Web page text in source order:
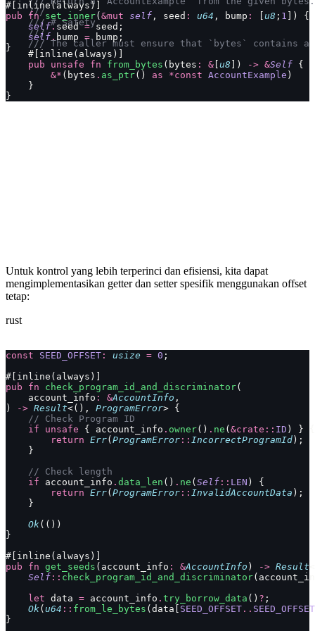
    ///
    /// # Safety
    ///
/// The caller must ensure that `bytes` contains
    #[inline(always)]
    pub
unsafe fn from_bytes (bytes : & u8 ]) -> &Self {
        &*
(bytes . as_ptr() as *const AccountExample )
    }
}
#[inline(always)]
pub fn set_inner( &mut self , seed : u64 , bump : u8 ; 1 ]) {
    self
.seed = seed;
    self
. bump = bump;
}
Untuk kontrol yang lebih terperinci dan efisiensi, kita dapat
mengimplementasikan getter dan setter spesifik menggunakan offset
tetap:
rust
const SEED_OFFSET : usize = 0 ;
#[inline(always)]
pub fn check_program_id_and_discriminator(
    account_info
: &AccountInfo ,
)
-> Result<(), ProgramError> {
    // Check Program ID
    if
unsafe { account_info . owner() . ne ( &crate:: ID ) } {
        return
Err( ProgramError :: IncorrectProgramId );
    }
    // Check length
    if
account_info . data_len () . ne ( Self :: LEN ) {
        return
Err( ProgramError :: InvalidAccountData );
    }
    Ok
(())
}
#[inline(always)]
pub fn get_seeds (account_info : &AccountInfo ) -> Result
    Self
:: check_program_id_and_discriminator
    let
data = account_info . try_borrow_data () ? ;
    Ok
( u64 :: from_le_bytes (data[ SEED_OFFSET .. SEED_OFFSET
}